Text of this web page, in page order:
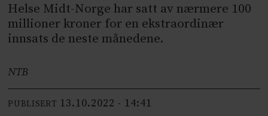
Helse Midt-Norge har satt av nærmere 100
millioner kroner for en ekstraordinær
innsats de neste månedene.
NTB
PUBLISERT 13.10.2022 - 14:41